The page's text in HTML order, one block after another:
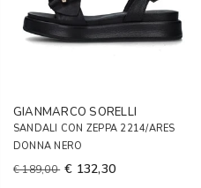
GIANMARCO SORELLI
SANDALI CON ZEPPA 2214/ARES
DONNA NERO
€ 189,00 € 132,30